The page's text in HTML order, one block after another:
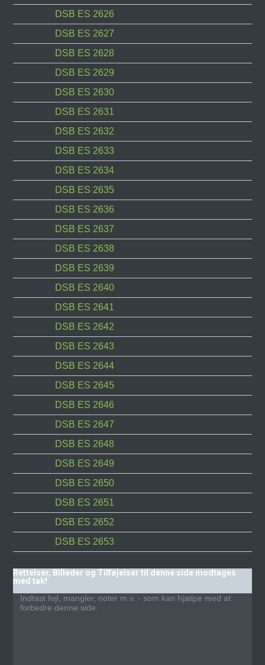
DSB ES 2626
DSB ES 2627
DSB ES 2628
DSB ES 2629
DSB ES 2630
DSB ES 2631
DSB ES 2632
DSB ES 2633
DSB ES 2634
DSB ES 2635
DSB ES 2636
DSB ES 2637
DSB ES 2638
DSB ES 2639
DSB ES 2640
DSB ES 2641
DSB ES 2642
DSB ES 2643
DSB ES 2644
DSB ES 2645
DSB ES 2646
DSB ES 2647
DSB ES 2648
DSB ES 2649
DSB ES 2650
DSB ES 2651
DSB ES 2652
DSB ES 2653
Rettelser, Billeder og Tilføjelser til denne side modtages
med tak!